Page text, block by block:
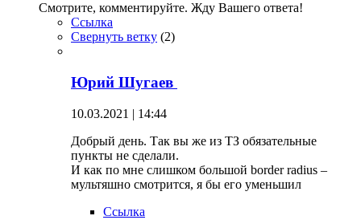
Смотрите, комментируйте. Жду Вашего ответа!
Ссылка
Свернуть ветку (2)
Юрий Шугаев
10.03.2021 | 14:44
Добрый день. Так вы же из ТЗ обязательные
пункты не сделали.
И как по мне слишком большой border radius –
мультяшно смотрится, я бы его уменьшил
Ссылка